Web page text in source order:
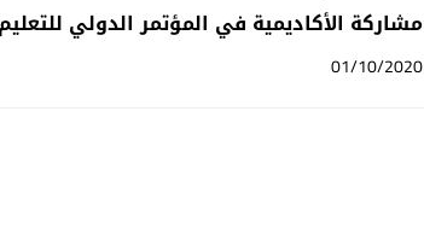
مشاركة الأكاديمية في المؤتمر الدولي للتعليم
01/10/2020